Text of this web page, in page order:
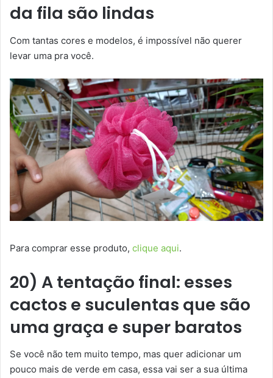
da fila são lindas
Com tantas cores e modelos, é impossível não querer
levar uma pra você.
Para comprar esse produto, clique aqui.
20) A tentação final: esses
cactos e suculentas que são
uma graça e super baratos
Se você não tem muito tempo, mas quer adicionar um
pouco mais de verde em casa, essa vai ser a sua última